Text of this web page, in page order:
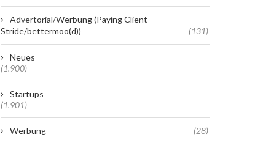
Advertorial/Werbung (Paying Client
Stride/bettermoo(d))
(131)
Neues
(1.900)
Startups
(1.901)
Werbung (28)